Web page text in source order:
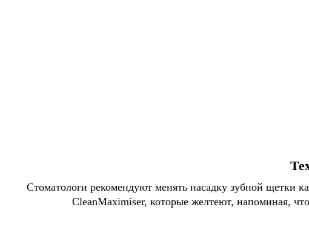
Стоматологи рекомендуют менять насадку зубной
CleanMaximiser, которые желтеют, напоминая,